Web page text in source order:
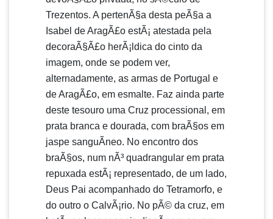
Trezentos. A pertenÃ§a desta peÃ§a a
Isabel de AragÃ£o estÃ¡ atestada pela
decoraÃ§Ã£o herÃ¡ldica do cinto da
imagem, onde se podem ver,
alternadamente, as armas de Portugal e
de AragÃ£o, em esmalte. Faz ainda parte
deste tesouro uma Cruz processional, em
prata branca e dourada, com braÃ§os em
jaspe sanguÃ­neo. No encontro dos
braÃ§os, num nÃ³ quadrangular em prata
repuxada estÃ¡ representado, de um lado,
Deus Pai acompanhado do Tetramorfo, e
do outro o CalvÃ¡rio. No pÃ© da cruz, em